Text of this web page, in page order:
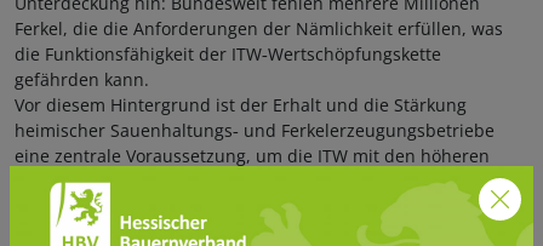
Ferkel, die die Anforderungen der Nämlichkeit erfüllen, was
die Funktionsfähigkeit der ITW‑Wertschöpfungskette
gefährden kann.
Vor diesem Hintergrund ist der Erhalt und die Stärkung
heimischer Sauenhaltungs‑ und Ferkelerzeugungsbetriebe
eine zentrale Voraussetzung, um die ITW mit den höheren
Haltungsstandards auch ab 2027 flächendeckend umsetzen
und die Versorgung des Marktes mit ITW‑konformen
Schweinen sicherstellen zu können.